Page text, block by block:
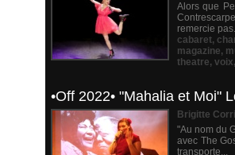
Alors que
remercie
cabaret,
magazine,
theatre, voix,
•Off 2022• "Mahalia et Moi"
Brigitte
"Au nom du
avec The
transporte...